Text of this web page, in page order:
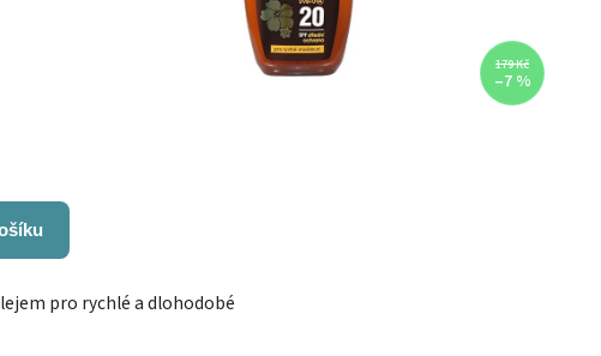
179 Kč
–7 %
pro rychlé a dlohodobé